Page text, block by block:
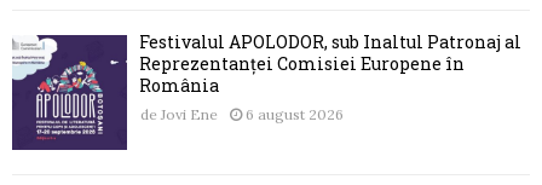
Festivalul APOLODOR, sub Înaltul Patronaj al
Reprezentanței Comisiei Europene în
România
de Jovi Ene 6 august 2026